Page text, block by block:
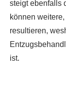
steigt ebenfalls
können
resultieren,
ist.